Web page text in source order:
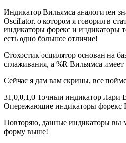
Индикатор Вильямса аналогичен
Oscillator, о котором я говорил в
индикаторы форекс и индикаторы
есть одно большое отличие!
Стохостик осцилятор основан на
сглаживания, а %R Вильямса
Сейчас я дам вам скрины, все
31,0,0,1,0 Точный индикатор Лари
Опережающие индикаторы форекс
Повторяю, данные индикаторы вы
форму выше!